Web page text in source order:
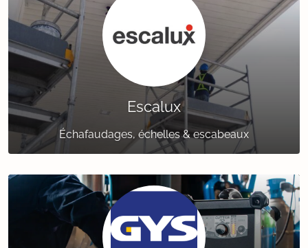
Escalux
Échafaudages, échelles & escabeaux